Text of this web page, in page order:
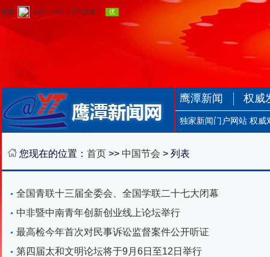
鹰潭新闻 权威
独家新闻门户网站 权威
您现在的位置： 首页 >> 中国节会 > 列表
全国青联十三届全委会、全国学联二十七大闭幕
中非暨中南青年创新创业线上论坛举行
最高检今年首次对民事诉讼监督案件公开听证
第四届太和文明论坛将于9月6日至12日举行